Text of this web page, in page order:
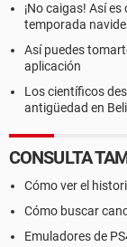
¡No caigas! Así
temporada
Así puedes
aplicación
Los científicos
antigüedad en
CONSULTA
Cómo ver el
Cómo buscar
Emuladores de